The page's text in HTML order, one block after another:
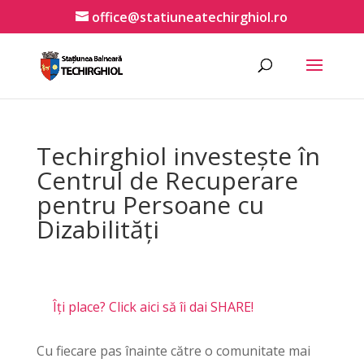
office@statiuneatechirghiol.ro
Techirghiol investește în
Centrul de Recuperare
pentru Persoane cu
Dizabilități
Îți place? Click aici să îi dai SHARE!
Cu fiecare pas înainte către o comunitate mai